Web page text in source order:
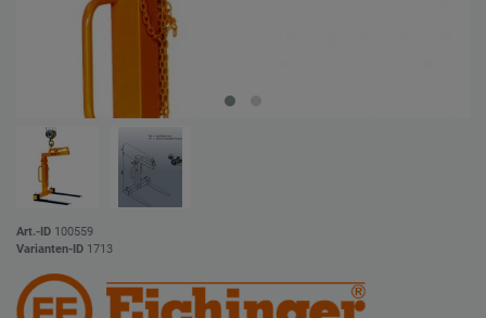
Art.-ID 100559
Varianten-ID 1713